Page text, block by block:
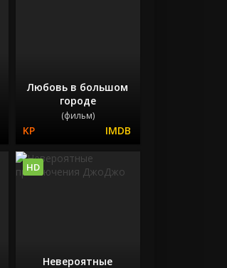
Любовь в большом
городе
(фильм)
Невероятные
HD